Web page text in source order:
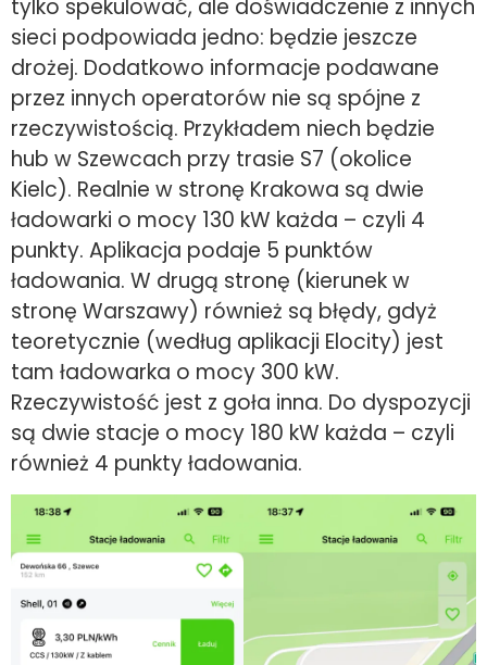
tylko spekulować, ale doświadczenie z innych
sieci podpowiada jedno: będzie jeszcze
drożej. Dodatkowo informacje podawane
przez innych operatorów nie są spójne z
rzeczywistością. Przykładem niech będzie
hub w Szewcach przy trasie S7 (okolice
Kielc). Realnie w stronę Krakowa są dwie
ładowarki o mocy 130 kW każda – czyli 4
punkty. Aplikacja podaje 5 punktów
ładowania. W drugą stronę (kierunek w
stronę Warszawy) również są błędy, gdyż
teoretycznie (według aplikacji Elocity) jest
tam ładowarka o mocy 300 kW.
Rzeczywistość jest z goła inna. Do dyspozycji
są dwie stacje o mocy 180 kW każda – czyli
również 4 punkty ładowania.